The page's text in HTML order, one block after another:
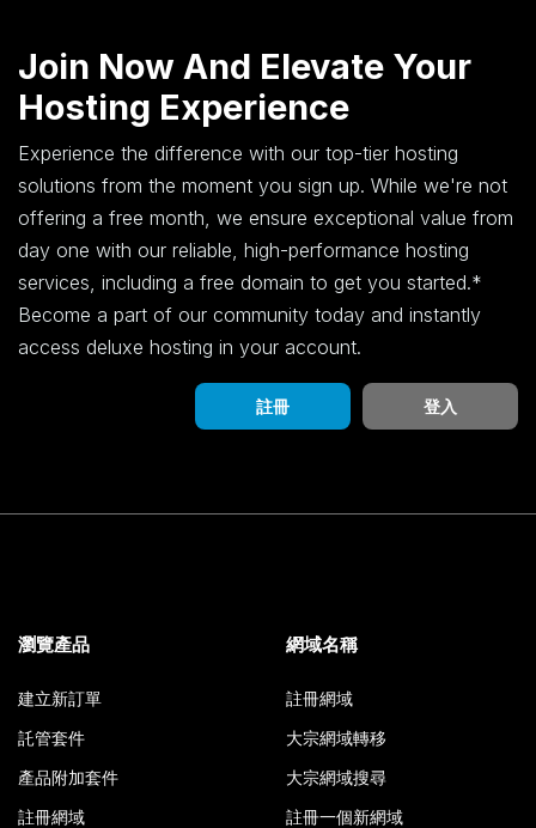
Join Now And Elevate Your
Hosting Experience
Experience the difference with our top-tier hosting
solutions from the moment you sign up. While we're not
offering a free month, we ensure exceptional value from
day one with our reliable, high-performance hosting
services, including a free domain to get you started.*
Become a part of our community today and instantly
access deluxe hosting in your account.
註冊 登入
瀏覽產品
建立新訂單
託管套件
產品附加套件
註冊網域
網域名稱
註冊網域
大宗網域轉移
大宗網域搜尋
註冊一個新網域